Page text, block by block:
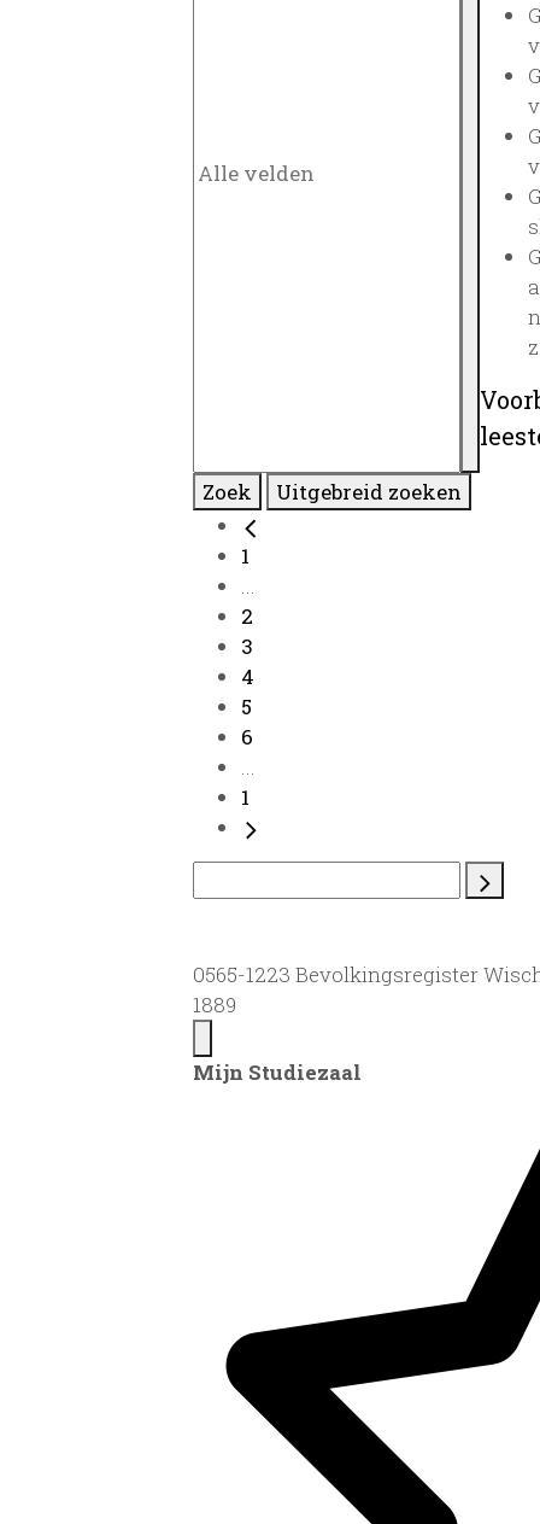
Zoek Uitgebreid zoeken
1
...
2
3
4
5
6
...
1
0565-1223 Bevolkingsregister
1889
Mijn Studiezaal